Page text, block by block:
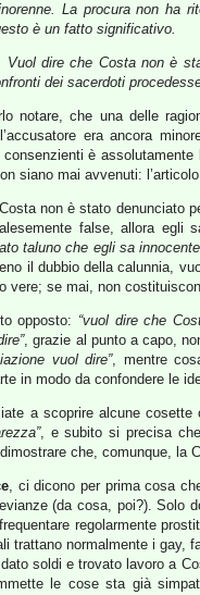
La procura non ha
è un fatto significativo.
Vuol dire che Costa non è
dei sacerdoti
notare, che una delle
era ancora
è
siano mai avvenuti:
non è stato denunciato
false, allora egli
taluno che egli sa
il dubbio della calunnia,
vere; se mai, non
opposto: “vuol dire che
, grazie al punto a capo,
vuol dire”, mentre
in modo da confondere le
a scoprire alcune
, e subito si precisa
che, comunque, la
, ci dicono per prima cosa
(da cosa, poi?). Solo
regolarmente
trattano normalmente i gay,
soldi e trovato lavoro a
le cose sta già